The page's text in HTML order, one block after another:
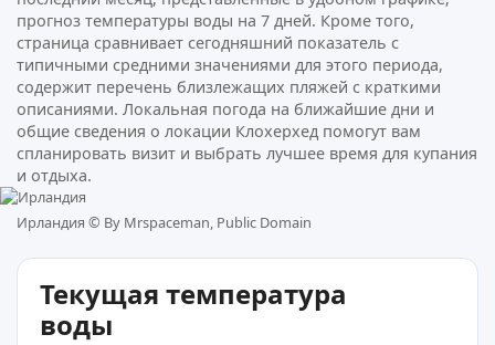
прогноз температуры воды на 7 дней. Кроме того,
страница сравнивает сегодняшний показатель с
типичными средними значениями для этого периода,
содержит перечень близлежащих пляжей с краткими
описаниями. Локальная погода на ближайшие дни и
общие сведения о локации Клохерхед помогут вам
спланировать визит и выбрать лучшее время для купания
и отдыха.
Ирландия © By Mrspaceman, Public Domain
Текущая температура
воды